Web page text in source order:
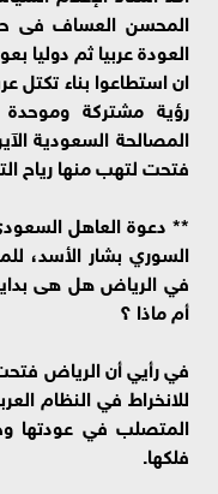
المحسن العساف فى
العودة عربيا ثم دوليا
ان استطاعوا بناء
رؤية مشتركة وموحدة
المصالحة السعودية
فتحت لتهب منها رياح
** دعوة العاهل
السوري بشار الأسد،
في الرياض هل هى
أم ماذا ؟
في رأيي أن الرياض فتحت
للانخراط في النظام
المتصلب في عودتها
فلكها.